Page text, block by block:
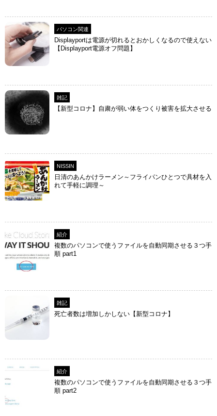
パソコン関連
Displayportは電源が切れるとおかしくなるので使えない
【Displayport電源オフ問題】
雑記
【新型コロナ】自粛が弱い体をつくり被害を拡大させる
NISSIN
日清のあんかけラーメン～フライパンひとつで具材を入
れて手軽に調理～
紹介
複数のパソコンで使うファイルを自動同期させる３つ手
順 part1
雑記
死亡者数は増加しかしない【新型コロナ】
紹介
複数のパソコンで使うファイルを自動同期させる３つ手
順 part2